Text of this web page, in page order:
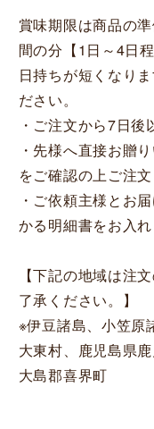
賞味期限は商品の
間の分【1日～4日
日持ちが短くなり
ださい。
・ご注文から7日後
・先様へ直接お贈
をご確認の上ご注文
・ご依頼主様とお
かる明細書をお入れ
【下記の地域は注
了承ください。】
※伊豆諸島、小笠原
大東村、鹿児島県
大島郡喜界町